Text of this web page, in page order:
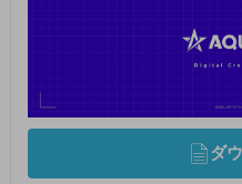
ダ